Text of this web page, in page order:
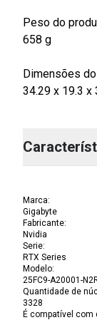
Peso do
658 g
Dimensões
34.29 x 19.3 x
Marca:
Gigabyte
Fabricante:
Nvidia
Serie:
RTX Series
Modelo:
25FC9-A20001-
Quantidade de
3328
É compatível com